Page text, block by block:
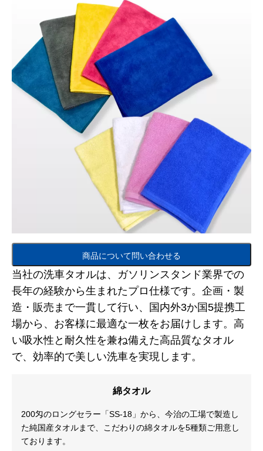
商品について問い合わせる
当社の洗車タオルは、ガソリンスタンド業界での
長年の経験から生まれたプロ仕様です。企画・製
造・販売まで一貫して行い、国内外3か国5提携工
場から、お客様に最適な一枚をお届けします。高
い吸水性と耐久性を兼ね備えた高品質なタオル
で、効率的で美しい洗車を実現します。
綿タオル
200匁のロングセラー「SS-18」から、今治の工場で製造し
た純国産タオルまで、こだわりの綿タオルを5種類ご用意し
ております。